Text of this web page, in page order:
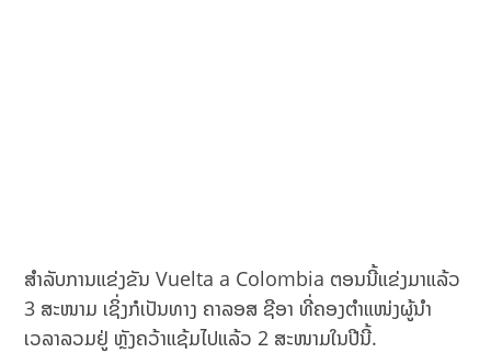
ສຳລັບການແຂ່ງຂັນ Vuelta a Colombia ຕອນນີ້ແຂ່ງມາແລ້ວ
3 ສະໜາມ ເຊິ່ງກໍເປັນທາງ ຄາລອສ ຊີອາ ທີ່ຄອງຕຳແໜ່ງຜູ້ນຳ
ເວລາລວມຢູ່ ຫຼັງຄວ້າແຊ້ມໄປແລ້ວ 2 ສະໜາມໃນປີນີ້.